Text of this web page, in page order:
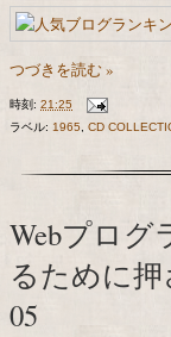
つづきを読む »
時刻: 21:25
ラベル: 1965 CD
Webプログ
るために押
05